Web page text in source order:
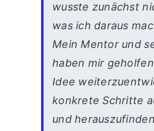
wusste zunächst
was ich daraus
Mein Mentor und
haben mir
Idee
konkrete Schritte
und